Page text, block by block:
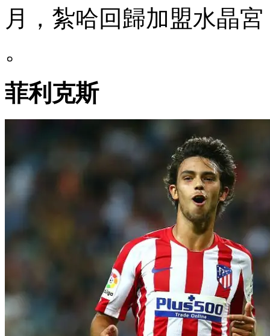
月 ，紮哈回歸加盟水晶
。
菲利克斯